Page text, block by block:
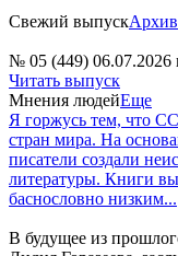
Свежий выпускАрхив
№ 05 (449) 06.07.2026
Читать выпуск
Мнения людейЕще
Я горжусь тем, что
стран мира. На
писатели создали
литературы. Книги
баснословно низким...
В будущее из